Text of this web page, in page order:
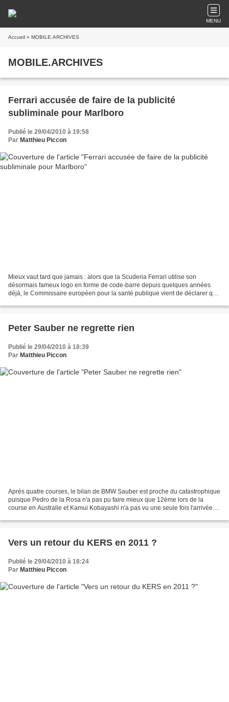
MENU
Accueil » MOBILE.ARCHIVES
MOBILE.ARCHIVES
Ferrari accusée de faire de la publicité
subliminale pour Marlboro
Publié le 29/04/2010 à 19:58
Par Matthieu Piccon
Mieux vaut tard que jamais : alors que la Scuderia Ferrari utilise son
désormais fameux logo en forme de code-barre depuis quelques années
déjà, le Commissaire européen pour la santé publique vient de déclarer que
Peter Sauber ne regrette rien
Publié le 29/04/2010 à 18:39
Par Matthieu Piccon
Après quatre courses, le bilan de BMW Sauber est proche du catastrophique
puisque Pedro de la Rosa n'a pas pu faire mieux que 12ème lors de la
course en Australie et Kamui Kobayashi n'a pas vu une seule fois l'arrivée.
Vers un retour du KERS en 2011 ?
Publié le 29/04/2010 à 18:24
Par Matthieu Piccon